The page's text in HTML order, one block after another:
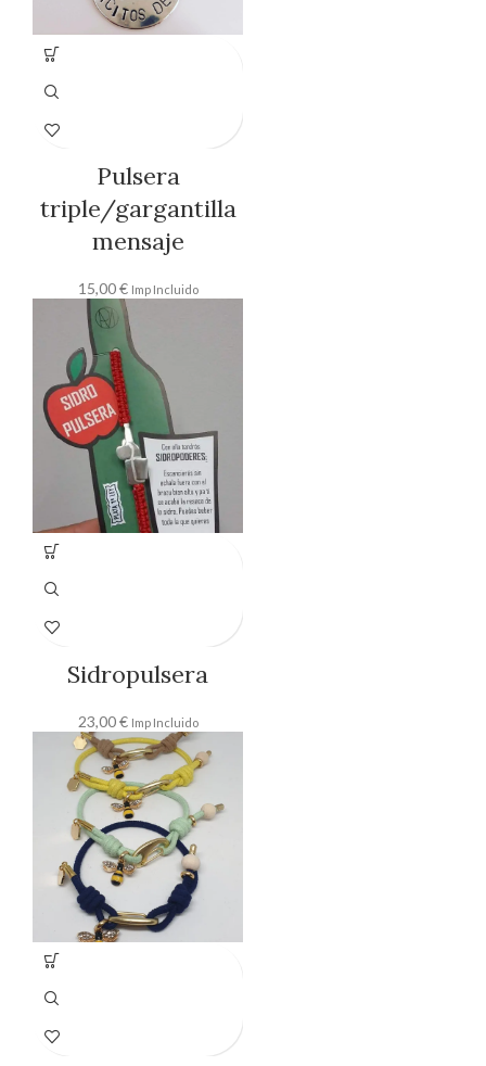
Pulsera
triple/gargantilla
mensaje
15,00€ Imp Incluido
Sidropulsera
23,00€ Imp Incluido